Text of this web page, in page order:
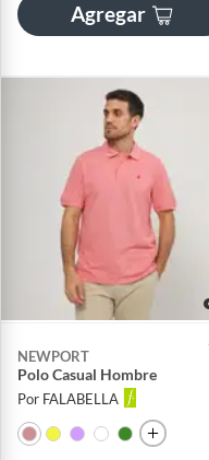
Agregar
NEWPORT
Polo Casual Hombre
Por FALABELLA